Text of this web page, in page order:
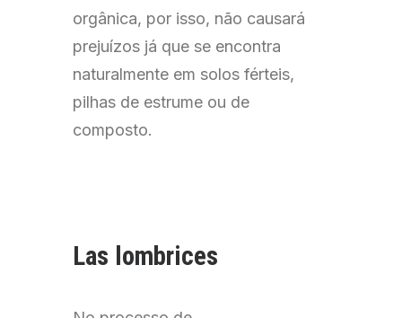
orgânica, por isso, não causará
prejuízos já que se encontra
naturalmente em solos férteis,
pilhas de estrume ou de
composto.
Las lombrices